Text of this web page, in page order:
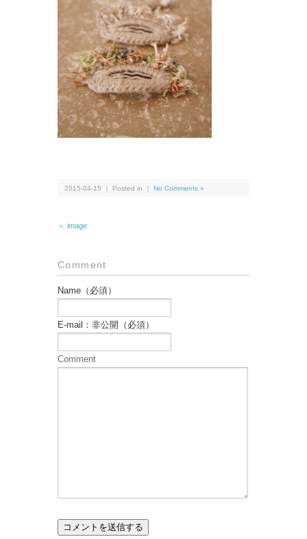
2015-04-15 ｜ Posted in ｜ No Comments »
＜ image
Comment
Name（必須）
E-mail：非公開（必須）
Comment